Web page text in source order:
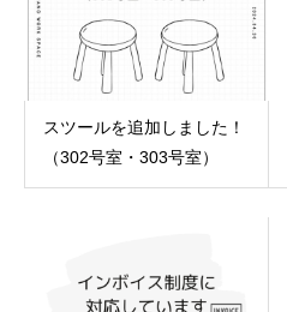
スツールを追加しました！
（302号室・303号室）